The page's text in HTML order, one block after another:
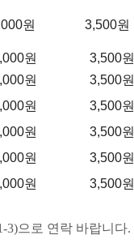
원
원
3,500원
3,500원
원 3,500원
원 3,500원
원 3,500원
원 3,500원
원 3,500원
3)으로 연락 바랍니다.